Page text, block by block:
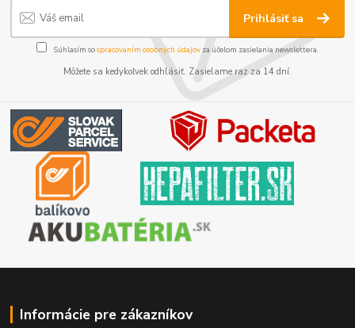
Prihlásiť sa
Súhlasím sospracovaním osobných údajov za účelom zasielania newslettera.
Môžete sa kedykoľvek odhlásiť. Zasielame raz za 14 dní.
Informácie pre zákazníkov